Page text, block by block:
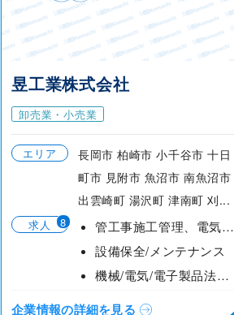
昱工業株式会社
卸売業・小売業
エリア
長岡市 柏崎市 小千谷市 十日
町市 見附市 魚沼市 南魚沼市
出雲崎町 湯沢町 津南町 刈...
求人 8
管工事施工管理、電気施工管理
設備保全/メンテナンス
機械/電気/電子製品法人営業
企業情報の詳細を見る